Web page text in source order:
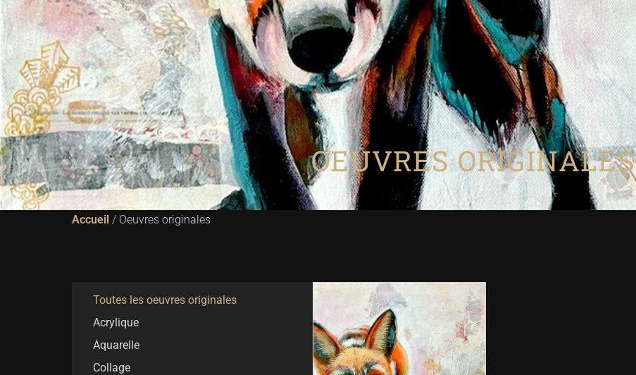
PORTFOLIO BIO / CV
OEUVRES ORIGINALES
Accueil / Oeuvres originales
Toutes les oeuvres originales
Acrylique
Aquarelle
Collage